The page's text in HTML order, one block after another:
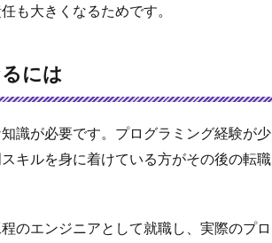
も大きくなるためです。
には
識が必要です。プログラミング経験が少
キルを身に着けている方がその後の転職
のエンジニアとして就職し、実際のプロ